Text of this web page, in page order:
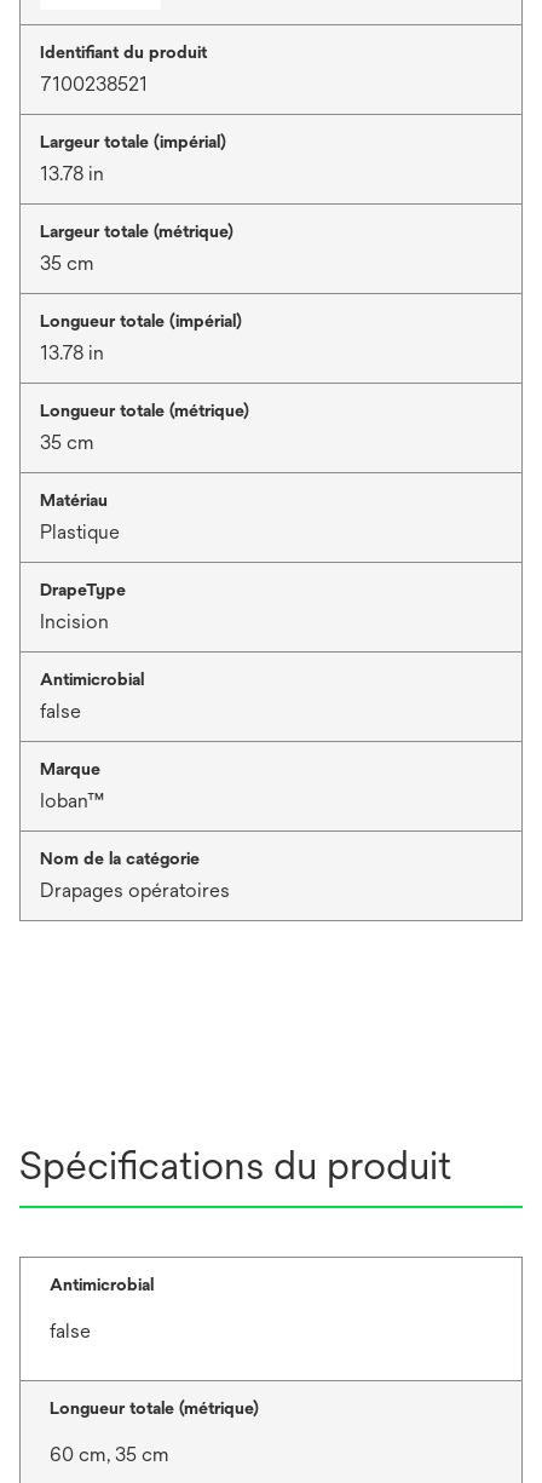
Identifiant du produit
7100238521
Largeur totale (impérial)
13.78 in
Largeur totale (métrique)
35 cm
Longueur totale (impérial)
13.78 in
Longueur totale (métrique)
35 cm
Matériau
Plastique
DrapeType
Incision
Antimicrobial
false
Marque
Ioban™
Nom de la catégorie
Drapages opératoires
Spécifications du produit
Antimicrobial
false
Longueur totale (métrique)
60 cm, 35 cm